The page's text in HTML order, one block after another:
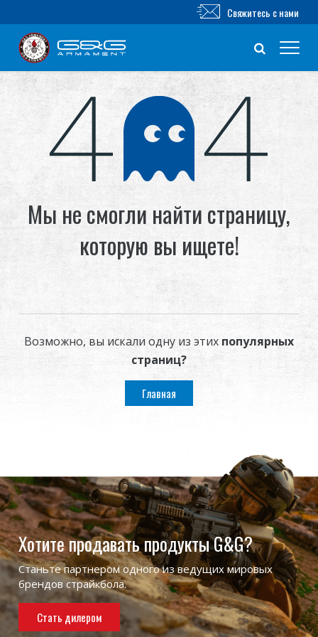
Новый продукт
Airsoft винтовка
Части и аксессуары
Поддержка
Войти
繁體中文 English (US)
Français 日本語
Свяжитесь с нами
Ошибка 404
Мы не смогли найти страницу,
которую вы ищете!
Возможно, вы искали одну из этих популярных
страниц?
Главная
Хотите продавать продукты G&G?
Станьте партнером одного из ведущих мировых
брендов страйкбола.
Стать дилером